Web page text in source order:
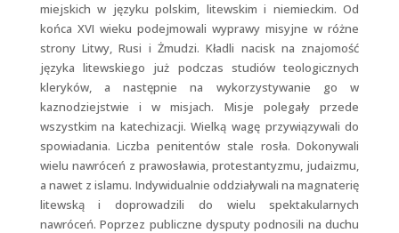
miejskich w języku polskim, litewskim i niemieckim. Od
końca XVI wieku podejmowali wyprawy misyjne w różne
strony Litwy, Rusi i Żmudzi. Kładli nacisk na znajomość
języka litewskiego już podczas studiów teologicznych
kleryków, a następnie na wykorzystywanie go w
kaznodziejstwie i w misjach. Misje polegały przede
wszystkim na katechizacji. Wielką wagę przywiązywali do
spowiadania. Liczba penitentów stale rosła. Dokonywali
wielu nawróceń z prawosławia, protestantyzmu, judaizmu,
a nawet z islamu. Indywidualnie oddziaływali na magnaterię
litewską i doprowadzili do wielu spektakularnych
nawróceń. Poprzez publiczne dysputy podnosili na duchu